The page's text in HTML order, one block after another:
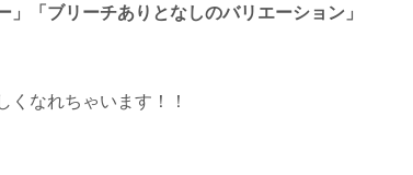
」「ブリーチありとなしのバリエーション」
くなれちゃいます！！